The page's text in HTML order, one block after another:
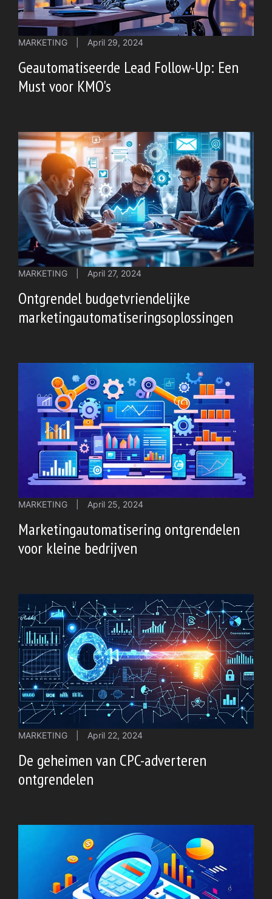
MARKETING April 29, 2024
Geautomatiseerde Lead Follow-Up: Een
Must voor KMO's
MARKETING April 27, 2024
Ontgrendel budgetvriendelijke
marketingautomatiseringsoplossingen
MARKETING April 25, 2024
Marketingautomatisering ontgrendelen
voor kleine bedrijven
MARKETING April 22, 2024
De geheimen van CPC-adverteren
ontgrendelen